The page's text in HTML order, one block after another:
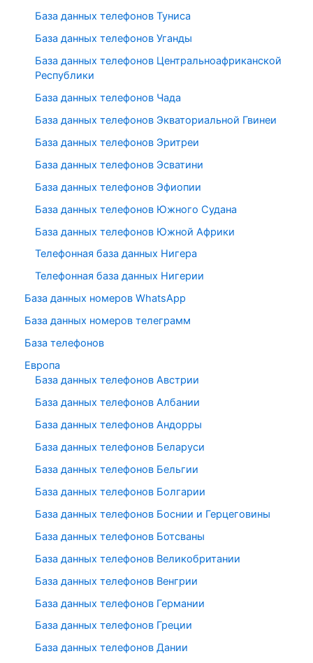
База данных телефонов Туниса
База данных телефонов Уганды
База данных телефонов Центральноафриканской
Республики
База данных телефонов Чада
База данных телефонов Экваториальной Гвинеи
База данных телефонов Эритреи
База данных телефонов Эсватини
База данных телефонов Эфиопии
База данных телефонов Южного Судана
База данных телефонов Южной Африки
Телефонная база данных Нигера
Телефонная база данных Нигерии
База данных номеров WhatsApp
База данных номеров телеграмм
База телефонов
Европа
База данных телефонов Австрии
База данных телефонов Албании
База данных телефонов Андорры
База данных телефонов Беларуси
База данных телефонов Бельгии
База данных телефонов Болгарии
База данных телефонов Боснии и Герцеговины
База данных телефонов Ботсваны
База данных телефонов Великобритании
База данных телефонов Венгрии
База данных телефонов Германии
База данных телефонов Греции
База данных телефонов Дании